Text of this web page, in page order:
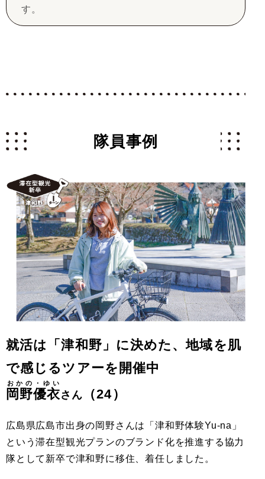
す。
隊員事例
就活は「津和野」に決めた、地域を肌
で感じるツアーを開催中
岡野優衣
おかの・ゆい
さん （24）
広島県広島市出身の岡野さんは「津和野体験Yu-na」
という滞在型観光プランのブランド化を推進する協力
隊として新卒で津和野に移住、着任しました。